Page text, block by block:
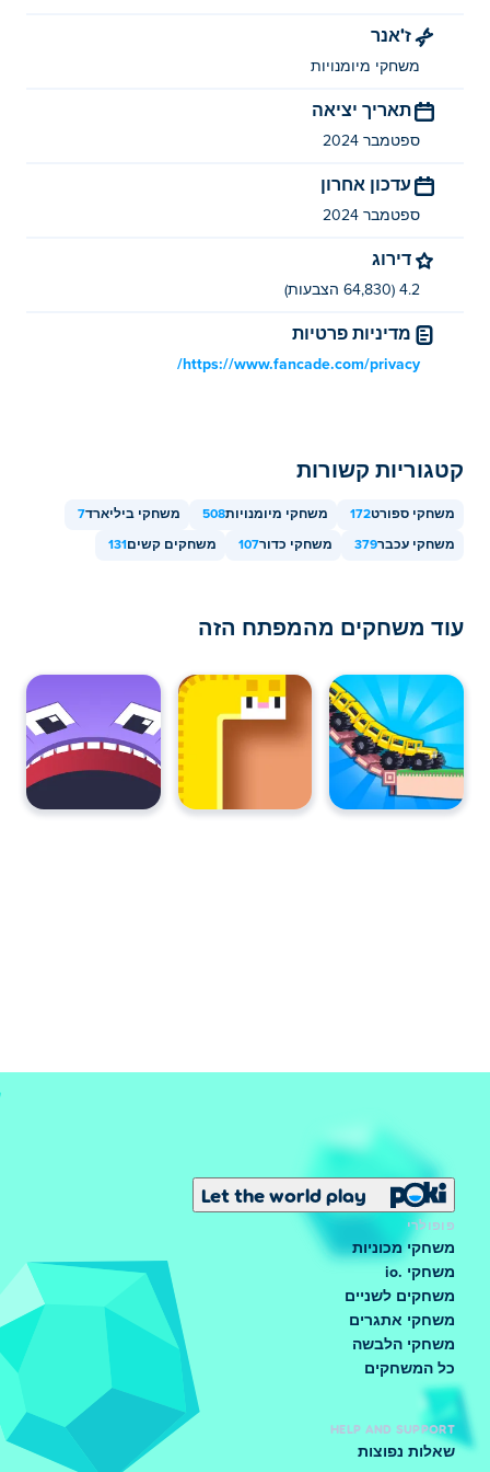
אתה יכול לשחק ביליארד בחינם ב-Poki.
האם אני יכול לשחק ביליארד במכשירים ניידים
ובשולחן העבודה?
ניתן לשחק ביליארד במחשב ובמכשירים ניידים כמו טלפונים
וטאבלטים.
ז'אנר
משחקי מיומנויות
תאריך יציאה
ספטמבר 2024
עדכון אחרון
ספטמבר 2024
דירוג
4.2 (64,830 הצבעות)
מדיניות פרטיות
https://www.fancade.com/privacy/
קטגוריות קשורות
משחקי ספורט172 משחקי מיומנויות508 משחקי ביליארד7
משחקי עכבר379 משחקי כדור107 משחקים קשים 131
עוד משחקים מהמפתח הזה
Let the world play
פופולרי
משחקי מכוניות
משחקי .io
משחקים לשניים
משחקי אתגרים
משחקי הלבשה
כל המשחקים
HELP AND SUPPORT
שאלות נפוצות